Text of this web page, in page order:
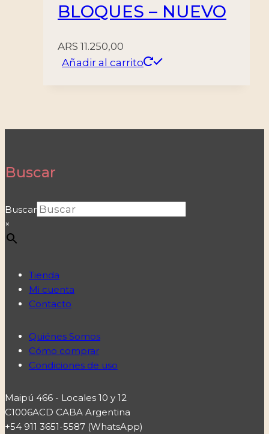
BLOQUES – NUEVO
ARS 11.250,00
Añadir al carrito
Buscar
Buscar
×
Tienda
Mi cuenta
Contacto
Quiénes Somos
Cómo comprar
Condiciones de uso
Maipú 466 - Locales 10 y 12
C1006ACD CABA Argentina
+54 911 3651-5587 (WhatsApp)